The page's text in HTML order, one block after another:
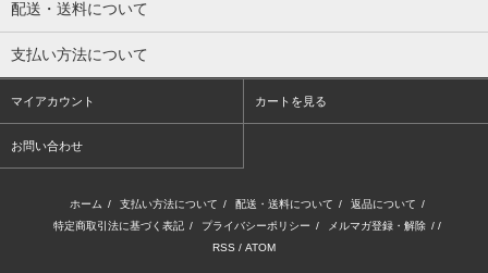
配送・送料について
支払い方法について
マイアカウント カートを見る
お問い合わせ
ホーム / 支払い方法について / 配送・送料について / 返品について /
特定商取引法に基づく表記 / プライバシーポリシー / メルマガ登録・解除 / /
RSS / ATOM